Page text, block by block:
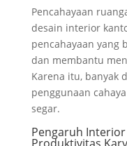
Pencahayaan
desain interior
pencahayaan yang
dan membantu
Karena itu, banyak
penggunaan
segar.
Pengaruh